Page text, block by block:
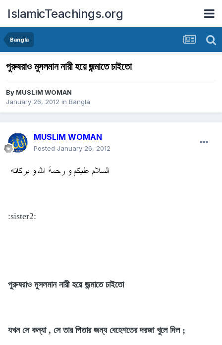
IslamicTeachings.org
Bangla
পুরুষরাও মুসলমান নারী হয়ে জন্মাতে চাইতো
By MUSLIM WOMAN
January 26, 2012 in Bangla
MUSLIM WOMAN
Posted January 26, 2012
:sister2:
পুরুষরাও মুসলমান নারী হয়ে জন্মাতে চাইতো
যখন সে কন্যা , সে তার পিতার জন্য বেহেশতের দরজা খুলে দিল ;